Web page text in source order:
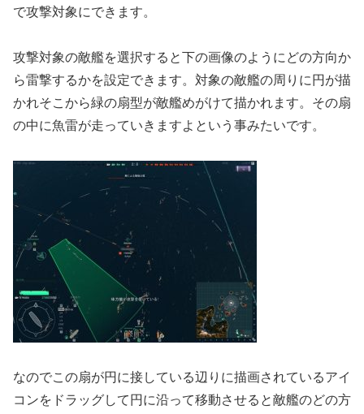
で攻撃対象にできます。
攻撃対象の敵艦を選択すると下の画像のようにどの方向か
ら雷撃するかを設定できます。対象の敵艦の周りに円が描
かれそこから緑の扇型が敵艦めがけて描かれます。その扇
の中に魚雷が走っていきますよという事みたいです。
なのでこの扇が円に接している辺りに描画されているアイ
コンをドラッグして円に沿って移動させると敵艦のどの方